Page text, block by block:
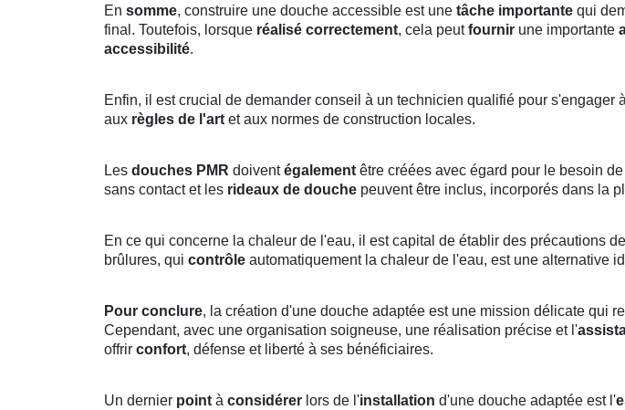
En somme, construire une douche accessible est une tâche importante qui
final. Toutefois, lorsque réalisé correctement, cela peutfournir une importante
accessibilité.
Enfin, il est crucial de demander conseil à un technicien qualifié pour s'engager
aux règles de l'art et aux normes de construction locales.
Les douches PMR doiventégalement être créées avec égard pour le besoin
sans contact et les rideaux de douche peuvent être inclus, incorporés dans la
En ce qui concerne la chaleur de l'eau, il est capital de établir des précautions
brûlures, qui contrôle automatiquement la chaleur de l'eau, est une alternative
Pour conclure, la création d'une douche adaptée est une mission délicate qui
Cependant, avec une organisation soigneuse, une réalisation précise et l'
offrir confort, défense et liberté à ses bénéficiaires.
Un dernier point à considérer lors de l'installation d'une douche adaptée est l'